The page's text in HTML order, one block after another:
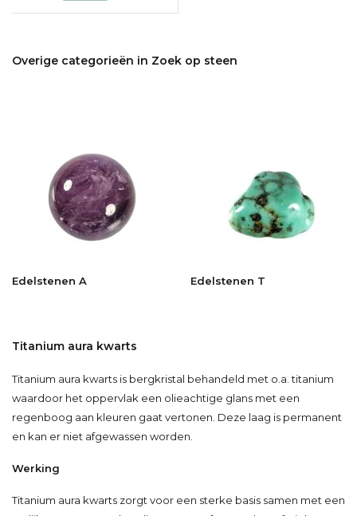
Overige categorieën in Zoek op steen
Edelstenen A Edelstenen T
Titanium aura kwarts
Titanium aura kwarts is bergkristal behandeld met o.a. titanium
waardoor het oppervlak een olieachtige glans met een
regenboog aan kleuren gaat vertonen. Deze laag is permanent
en kan er niet afgewassen worden.
Werking
Titanium aura kwarts zorgt voor een sterke basis samen met een